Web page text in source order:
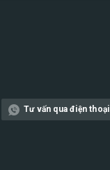
Tư vấn qua điện thoại